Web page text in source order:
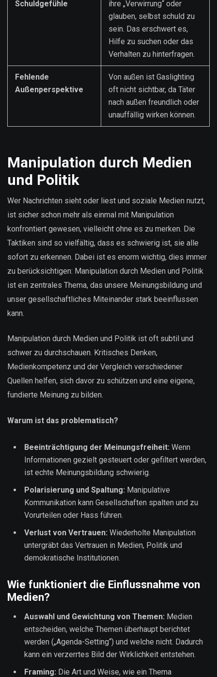
Schuldgefühle
ihre „Verwirrung“ oder
glauben, selbst schuld zu
sein. Das erschwert es,
Hilfe zu suchen oder das
Verhalten zu hinterfragen.
Fehlende
Außenperspektive
Von außen ist Gaslighting
oft nicht sichtbar, da Täter
nach außen freundlich oder
unauffällig wirken können.
Manipulation durch Medien
und Politik
Wer Nachrichten sieht oder liest und soziale Medien nutzt,
ist sicher schon mehr als einmal mit Manipulation
konfrontiert gewesen, vielleicht ohne es zu merken. Die
Taktiken sind so vielfältig, dass es schwierig ist, sie alle
sofort zu erkennen. Dabei ist es enorm wichtig, dies immer
zu berücksichtigen: Manipulation durch Medien und Politik
ist ein zentrales Thema, das unsere Meinungsbildung und
unser gesellschaftliches Miteinander stark beeinflussen
kann.
Manipulation durch Medien und Politik ist oft subtil und
schwer zu durchschauen. Kritisches Denken,
Medienkompetenz und der Vergleich verschiedener
Quellen helfen, sich davor zu schützen und eine eigene,
fundierte Meinung zu bilden.
Warum ist das problematisch?
Beeinträchtigung der Meinungsfreiheit: Wenn
Informationen gezielt gesteuert oder gefiltert werden,
ist echte Meinungsbildung schwierig.
Polarisierung und Spaltung: Manipulative
Kommunikation kann Gesellschaften spalten und zu
Vorurteilen oder Hass führen.
Verlust von Vertrauen: Wiederholte Manipulation
untergräbt das Vertrauen in Medien, Politik und
demokratische Institutionen.
Wie funktioniert die Einflussnahme von
Medien?
Auswahl und Gewichtung von Themen: Medien
entscheiden, welche Themen überhaupt berichtet
werden („Agenda-Setting“) und welche nicht. Dadurch
kann ein verzerrtes Bild der Wirklichkeit entstehen.
Framing: Die Art und Weise, wie ein Thema